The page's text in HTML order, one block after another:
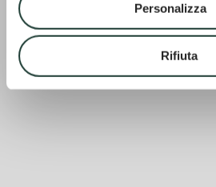
Personalizza
Rifiuta